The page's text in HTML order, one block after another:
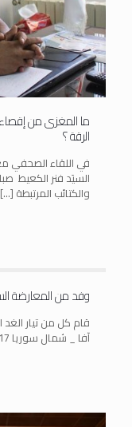
ما المغزى من إقصاء
الرقة ؟
في اللقاء الصحفي مع
والكتائب المرتبطة […]
وفد من المعارضة
قام كل من تيار الغد
آفا _ شمال سوريا 12/6/2017, وذلك لإجراء سلسلة لقاءات